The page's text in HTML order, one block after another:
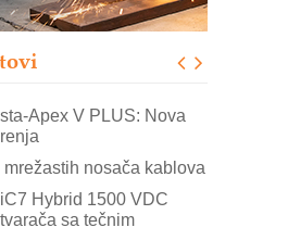
- više od 40 godina
– vizuelne priče
Apex V PLUS: Nova
nosača kablova
Hybrid 1500 VDC
sa tečnim